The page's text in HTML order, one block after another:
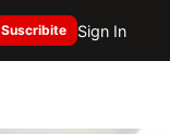
Suscribite Sign In